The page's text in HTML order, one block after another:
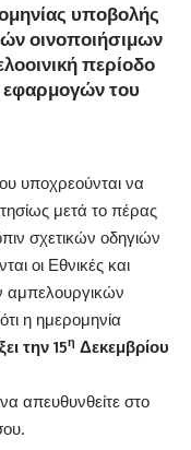
υποβολής
οινοποιήσιμων
περίοδο
του
υποχρεούνται να
μετά το πέρας
σχετικών οδηγιών
οι Εθνικές και
αμπελουργικών
η ημερομηνία
την 15η Δεκεμβρίου
απευθυνθείτε στο